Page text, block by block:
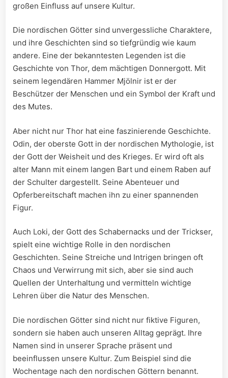
großen Einfluss auf unsere Kultur.
Die nordischen Götter sind unvergessliche Charaktere,
und ‍ihre Geschichten​ sind so tiefgründig wie⁤ kaum
‌andere. Eine ‍der bekanntesten Legenden ist die
Geschichte von Thor, dem mächtigen Donnergott.‍ Mit
seinem legendären Hammer Mjölnir ist er der
Beschützer der Menschen und​ ein⁣ Symbol der Kraft und
des Mutes.
Aber nicht nur Thor hat⁣ eine faszinierende Geschichte. ​
Odin, der oberste Gott in der nordischen Mythologie, ist
der Gott ⁣der⁢ Weisheit und ⁢des Krieges. Er⁢ wird oft als
alter Mann mit einem⁢ langen Bart und einem ⁣Raben auf
der Schulter dargestellt. Seine ⁣Abenteuer und
Opferbereitschaft ⁤machen ihn zu einer ​spannenden
Figur.
Auch Loki, der Gott des ‌Schabernacks und der Trickser,
spielt eine ⁢wichtige Rolle in​ den nordischen
Geschichten. Seine Streiche und Intrigen bringen⁢ oft
Chaos ‌und‍ Verwirrung mit sich, aber sie sind auch
Quellen der Unterhaltung und vermitteln wichtige
Lehren über die Natur des Menschen.
Die nordischen Götter‍ sind nicht nur fiktive Figuren,⁢
sondern sie haben auch unseren‍ Alltag ‍geprägt. Ihre
Namen sind in unserer Sprache⁣ präsent‌ und​
beeinflussen unsere ⁤Kultur. Zum Beispiel sind die
‍Wochentage nach‌ den nordischen Göttern benannt.